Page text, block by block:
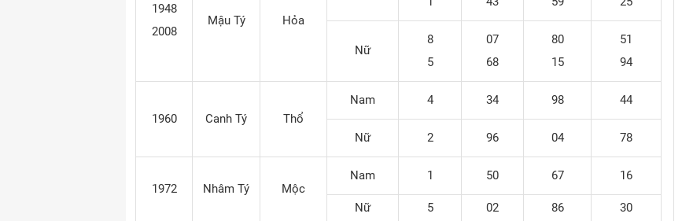
1948
2008
Mậu Tý Hỏa
Nữ
8
5
07
68
80
15
51
94
1960 Canh Tý Thổ
Nam 4 34 98 44
Nữ 2 96 04 78
1972 Nhâm Tý Mộc
Nam 1 50 67 16
Nữ 5 02 86 30